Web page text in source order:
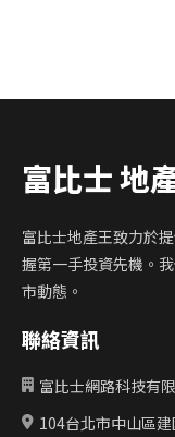
富比士 地
富比士地產王致力於
握第一手投資先機。
市動態。
聯絡資訊
富比士網路科技有
104台北市中山區